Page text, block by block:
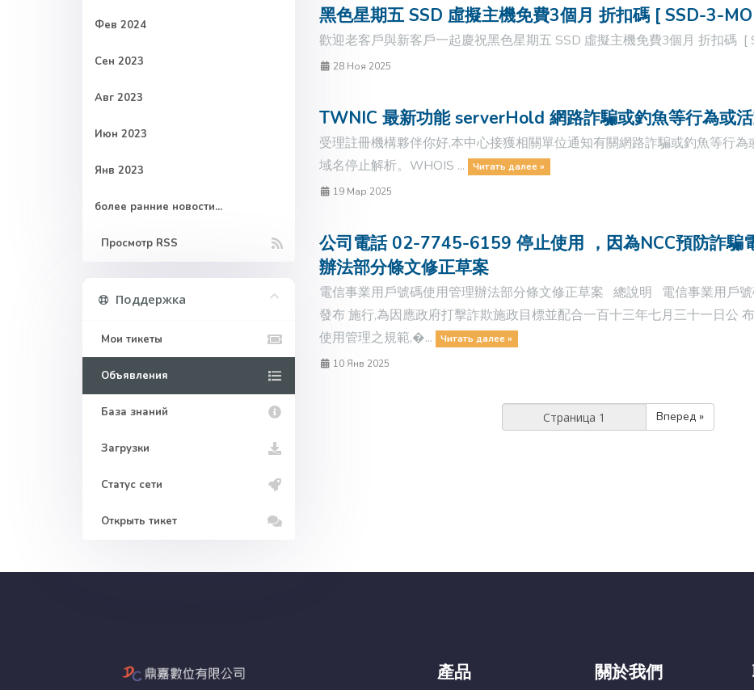
Фев 2024
Сен 2023
Авг 2023
Июн 2023
Янв 2023
более ранние новости...
Просмотр RSS
黑色星期五 SSD 虛擬主機免費3個月 折扣碼 [ SSD-3-
歡迎老客戶與新客戶一起慶祝黑色星期五 SSD 虛擬主機免費3個月 折扣碼 [
28 Ноя 2025
TWNIC 最新功能 serverHold 網路詐騙或釣魚等行為或
受理註冊機構夥伴你好,本中心接獲相關單位通知有關網路詐騙或釣魚等行
域名停止解析。WHOIS ...
Читать далее »
19 Мар 2025
公司電話 02-7745-6159 停止使用 ，因為NCC預防詐騙
辦法部分條文修正草案
電信事業用戶號碼使用管理辦法部分條文修正草案 總說明 電信事業用戶
發布 施行,為因應政府打擊詐欺施政目標並配合一百十三年七月三十一日公
使用管理之規範,�...
Читать далее »
10 Янв 2025
Вперед »
Поддержка
Мои тикеты
Объявления
База знаний
Загрузки
Статус сети
Открыть тикет
產品 關於我們